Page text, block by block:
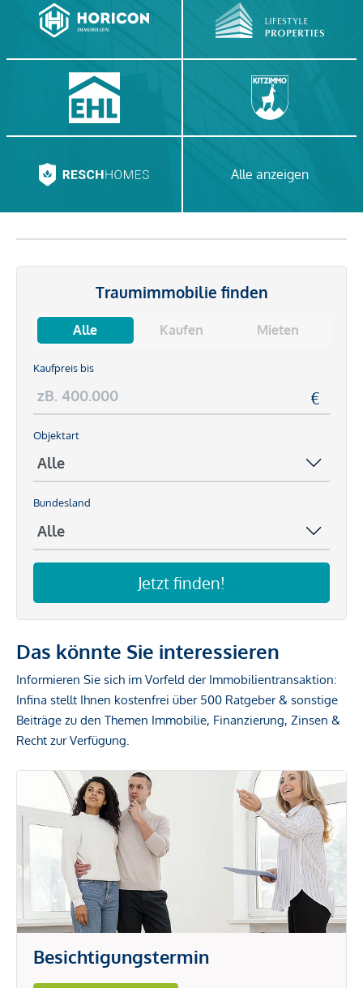
Alle anzeigen
Traumimmobilie finden
Alle Kaufen Mieten
Kaufpreis bis
Objektart
Bundesland
Jetzt finden!
Das könnte Sie interessieren
Informieren Sie sich im Vorfeld der Immobilientransaktion:
Infina stellt Ihnen kostenfrei über 500 Ratgeber & sonstige
Beiträge zu den Themen Immobilie, Finanzierung, Zinsen &
Recht zur Verfügung.
Besichtigungstermin